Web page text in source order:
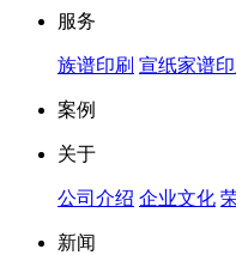
服务
族谱印刷 宣纸家谱印
案例
关于
公司介绍 企业文化
新闻